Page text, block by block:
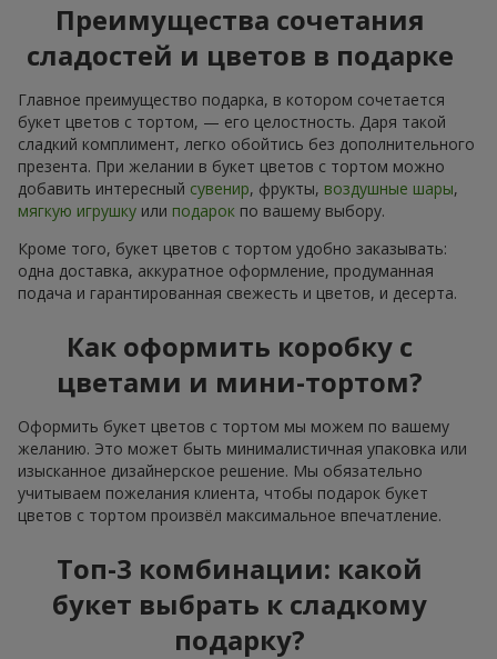
Преимущества сочетания
сладостей и цветов в подарке
Главное преимущество подарка, в котором сочетается
букет цветов с тортом, — его целостность. Даря такой
сладкий комплимент, легко обойтись без дополнительного
презента. При желании в букет цветов с тортом можно
добавить интересный сувенир, фрукты, воздушные шары,
мягкую игрушку или подарок по вашему выбору.
Кроме того, букет цветов с тортом удобно заказывать:
одна доставка, аккуратное оформление, продуманная
подача и гарантированная свежесть и цветов, и десерта.
Как оформить коробку с
цветами и мини-тортом?
Оформить букет цветов с тортом мы можем по вашему
желанию. Это может быть минималистичная упаковка или
изысканное дизайнерское решение. Мы обязательно
учитываем пожелания клиента, чтобы подарок букет
цветов с тортом произвёл максимальное впечатление.
Топ-3 комбинации: какой
букет выбрать к сладкому
подарку?